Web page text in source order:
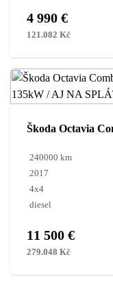
4 990 €
121.082 Kč
240000 km
2017
4x4
diesel
11 500 €
279.048 Kč